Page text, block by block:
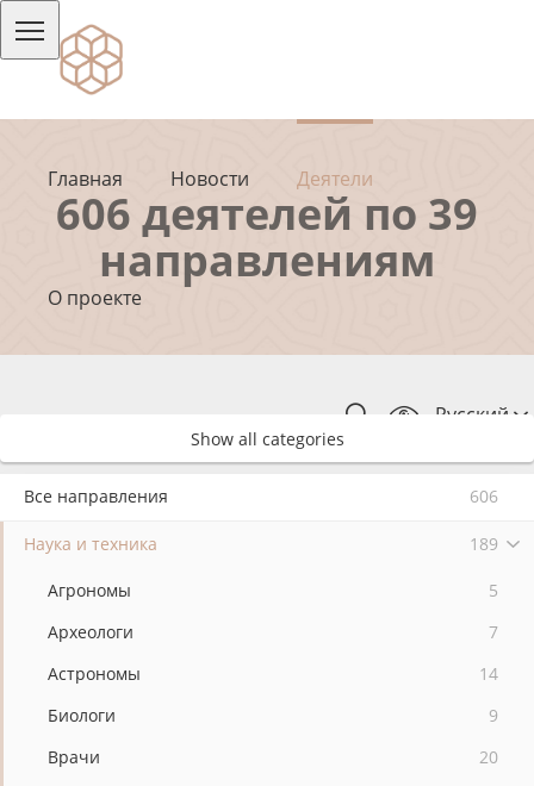
Главная Новости Деятели
О проекте
Русский
606 деятелей по 39
направлениям
Show all categories
Все направления 606
Наука и техника 189
Агрономы
5
Археологи
7
Астрономы
14
Биологи
9
Врачи
20